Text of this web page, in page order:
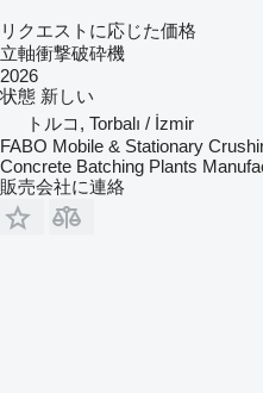
リクエストに応じた価格
立軸衝撃破砕機
2026
状態 新しい
トルコ, Torbalı / İzmir
FABO Mobile & Stationary
Concrete Batching Plants
販売会社に連絡